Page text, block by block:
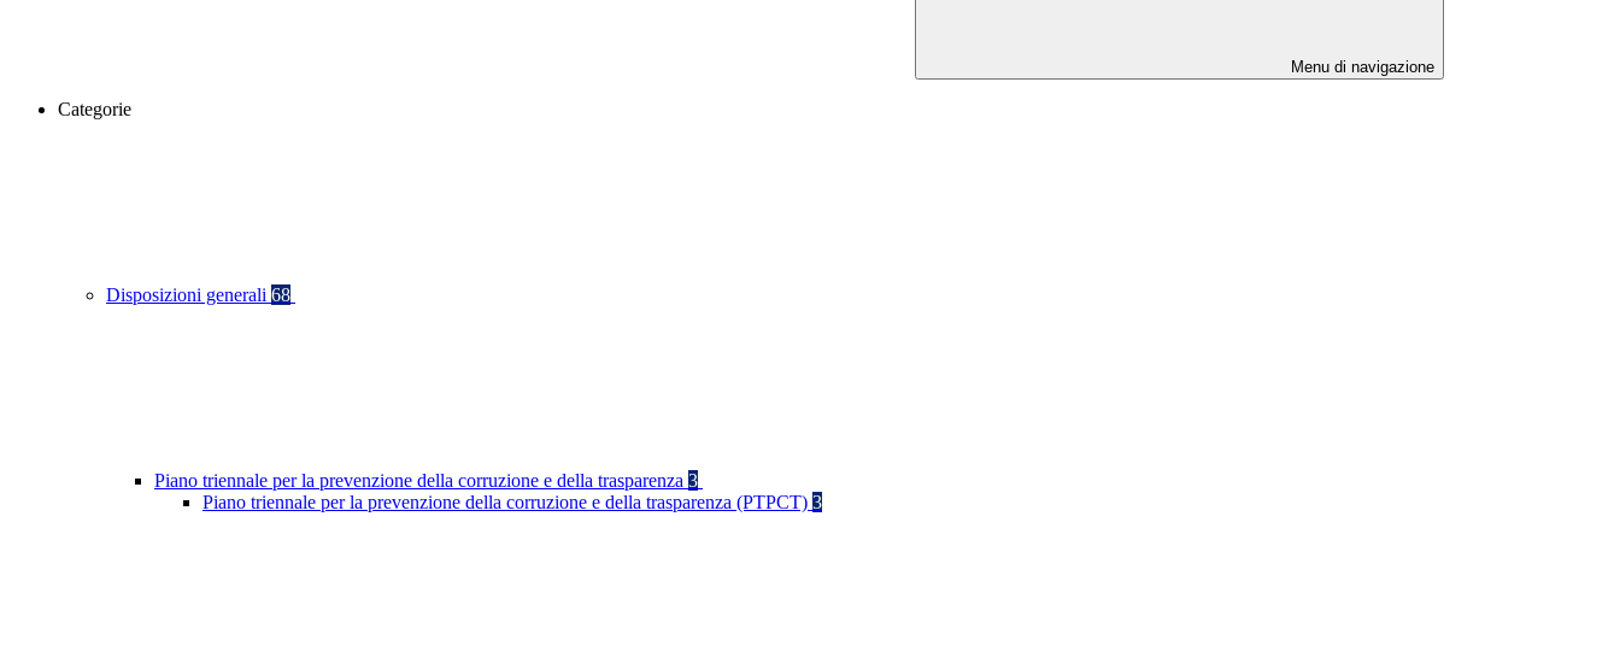
Menu di navigazione
Categorie
Disposizioni generali 68
Piano triennale per la prevenzione della corruzione e della trasparenza 3
Piano triennale per la prevenzione della corruzione e della trasparenza (PTPCT) 3